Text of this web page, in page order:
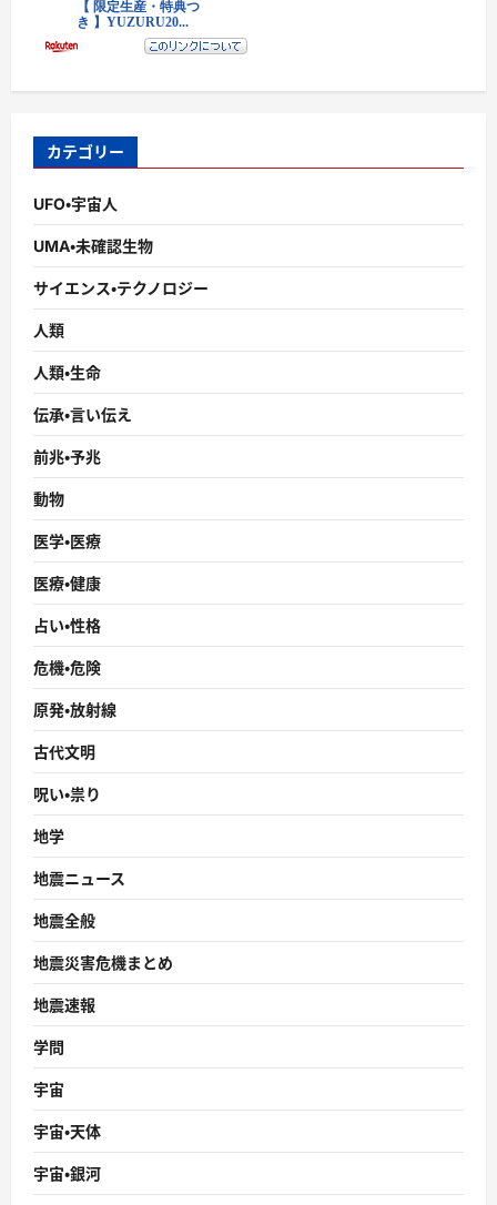
カテゴリー
UFO・宇宙人
UMA・未確認生物
サイエンス・テクノロジー
人類
人類・生命
伝承・言い伝え
前兆・予兆
動物
医学・医療
医療・健康
占い・性格
危機・危険
原発・放射線
古代文明
呪い・祟り
地学
地震ニュース
地震全般
地震災害危機まとめ
地震速報
学問
宇宙
宇宙・天体
宇宙・銀河